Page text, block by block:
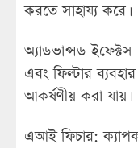
করতে সাহায্য করে।
অ্যাডভান্সড ইফেক্টস
এবং ফিল্টার
আকর্ষণীয় করা যায়।
এআই ফিচার: